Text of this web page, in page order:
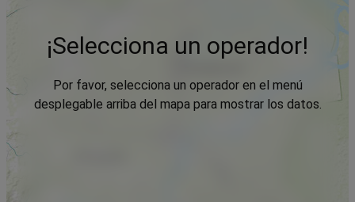
¡Selecciona un operador!
Por favor, selecciona un operador en el menú
desplegable arriba del mapa para mostrar los datos.